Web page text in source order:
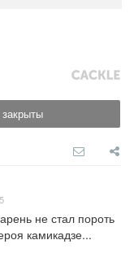
не стал пороть
камикадзе...